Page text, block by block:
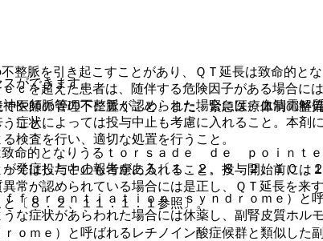
師の管理下に置くこと。また、緊急医療体制の整
こと。
命的となりうるｔｏｒｓａｄｅ ｄｅ ｐｏｉｎｔ
ては投与中止も考慮に入れること。投与開始前には
常が認められている場合には是正し、ＱＴ延長を来
〔８．２、１１．１．１参照〕。
ｅ）と呼ばれるレチノイン酸症候群と類似した
整脈を引き起こすことがあり、ＱＴ延長は致命的
ｃを超えた患者は、随伴する危険因子がある場合に
や頻脈等の不整脈が認められた場合には、血清電解
症状によっては投与中止も考慮に入れること。本剤
検査を行い、適切な処置を行うこと。
発症したとの報告がある〔１．２、８．２、１０．
ｅｒｅｎｔｉａｔｉｏｎ ｓｙｎｄｒｏｍｅ）と
な症状があらわれた場合には休薬し、副腎皮質ホル
ができます。